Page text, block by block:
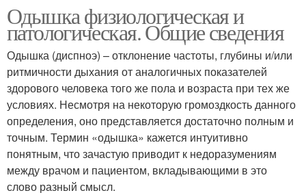
Одышка физиологическая и
патологическая. Общие сведения
Одышка (диспноэ) – отклонение частоты, глубины и/или
ритмичности дыхания от аналогичных показателей
здорового человека того же пола и возраста при тех же
условиях. Несмотря на некоторую громоздкость данного
определения, оно представляется достаточно полным и
точным. Термин «одышка» кажется интуитивно
понятным, что зачастую приводит к недоразумениям
между врачом и пациентом, вкладывающими в это
слово разный смысл.